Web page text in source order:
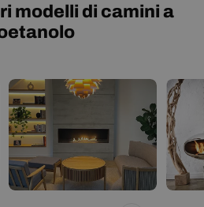
modelli di camini a